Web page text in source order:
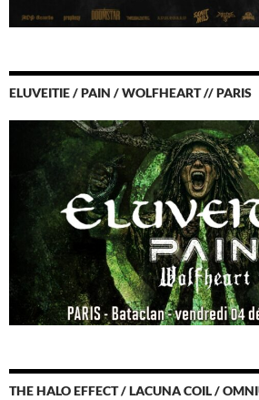
ELUVEITIE / PAIN / WOLFHEART // PARIS
THE HALO EFFECT / LACUNA COIL /